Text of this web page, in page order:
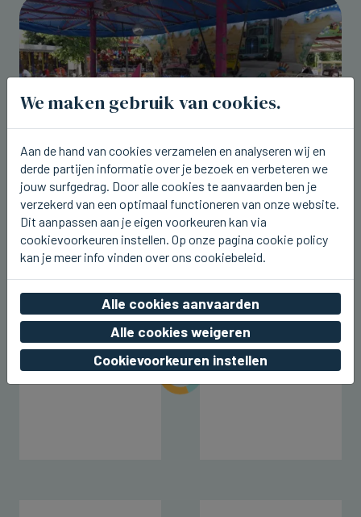
BEERNEM
Dit weekend kermis rond het station
van Beernem
vr 07 augustus 2026, 20:17
We maken gebruik van cookies.
Aan de hand van cookies verzamelen en analyseren wij en
derde partijen informatie over je bezoek en verbeteren we
jouw surfgedrag. Door alle cookies te aanvaarden ben je
verzekerd van een optimaal functioneren van onze website.
Dit aanpassen aan je eigen voorkeuren kan via
cookievoorkeuren instellen. Op onze pagina cookie policy
kan je meer info vinden over ons cookiebeleid.
Alle cookies aanvaarden
Alle cookies weigeren
Cookievoorkeuren instellen